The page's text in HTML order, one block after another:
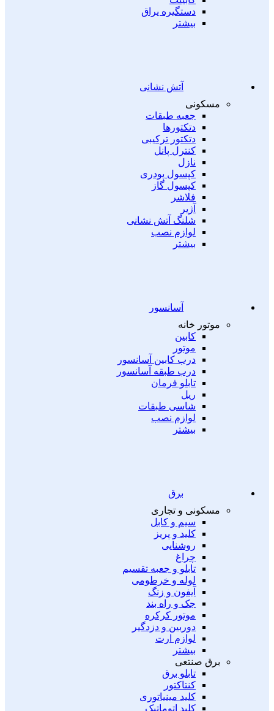
دستگیره یراق
بیشتر
آتش نشانی
مسکونی
جعبه طبقات
دتکتورها
دتکتور ترکیبی
کنترل پانل
نازل
کپسول پودری
کپسول گاز
فلاشر
آژیر
شلنگ آتش نشانی
لوازم نصب
بیشتر
آسانسور
موتور خانه
کابین
موتور
درب کابین آسانسور
درب طبقه آسانسور
تابلو فرمان
ریل
شاسی طبقات
لوازم نصب
بیشتر
برق
مسکونی و تجاری
سیم و کابل
کلید و پریز
روشنایی
چراغ
تابلو و جعبه تقسیم
لوله و خرطومی
آیفون و زنگ
جک و راه بند
موتور کرکره
دوربین و دزدگیر
لوازم ارت
بیشتر
برق صنتعی
تابلو برق
کنتاکتور
کلید مینیاتوری
کلید اتوماتیک